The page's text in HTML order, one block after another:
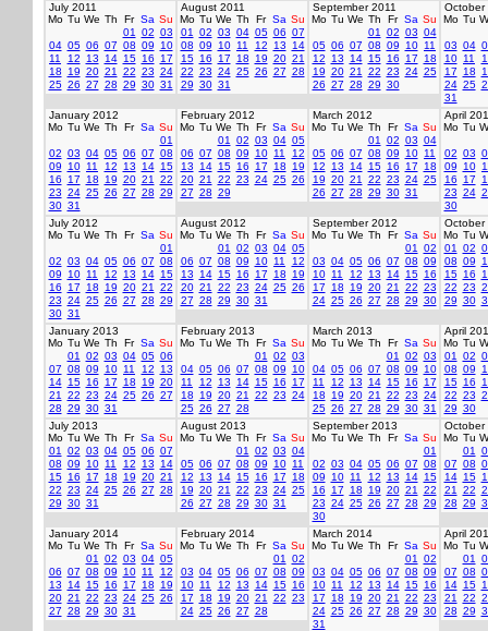
July 2011
Mo Tu We Th Fr Sa Su
01
02 03
04 05 06 07 08 09
10
11
12 13 14 15 16
17
18
19 20 21 22 23 24
25 26 27 28 29 30 31
August 2011
Mo Tu We Th Fr Sa Su
01
02 03 04 05 06 07
08 09 10 11 12 13
14
15 16 17 18 19 20 21
22 23 24 25 26 27 28
29 30 31
September 2011
Mo Tu We Th Fr Sa Su
01
02 03 04
05 06 07 08 09 10 11
12
13 14 15 16 17
18
19 20 21 22 23 24 25
26 27 28 29 30
October
Mo Tu
03 04
10 11
17
18
24 25
31
January 2012
Mo Tu We Th Fr Sa Su
01
02 03 04 05 06 07 08
09
10 11 12 13 14 15
16
17 18 19 20 21
22
23 24 25 26 27 28 29
30 31
February 2012
Mo Tu We Th Fr Sa Su
01
02 03 04 05
06 07 08 09 10 11
12
13
14 15 16 17 18
19
20 21 22 23 24 25 26
27 28 29
March 2012
Mo Tu We Th Fr Sa Su
01
02 03 04
05 06 07 08 09 10 11
12
13 14 15 16 17
18
19 20 21 22 23 24 25
26 27 28 29 30 31
April
Mo Tu
02 03
09
10
16
17
23 24
30
July 2012
Mo Tu We Th Fr Sa Su
01
02 03 04 05 06 07 08
09
10 11 12 13 14 15
16
17 18 19 20 21
22
23 24 25 26 27 28 29
30 31
August 2012
Mo Tu We Th Fr Sa Su
01
02 03 04 05
06 07 08 09 10 11
12
13
14 15 16 17 18
19
20 21 22 23 24 25 26
27 28 29 30 31
September 2012
Mo Tu We Th Fr Sa Su
01
02
03 04 05 06 07 08 09
10 11 12 13 14 15 16
17
18 19 20 21 22 23
24 25 26 27 28 29 30
October
Mo Tu
01
02
08 09
15 16
22 23
29 30
January 2013
Mo Tu We Th Fr Sa Su
01
02 03 04 05 06
07 08 09 10 11 12
13
14 15 16 17 18 19 20
21
22 23 24 25 26 27
28 29 30 31
February 2013
Mo Tu We Th Fr Sa Su
01
02 03
04 05 06 07 08 09
10
11
12 13 14 15 16
17
18
19 20 21 22 23 24
25 26 27 28
March 2013
Mo Tu We Th Fr Sa Su
01
02 03
04 05 06 07 08 09
10
11
12 13 14 15 16
17
18
19 20 21 22 23 24
25 26 27 28 29 30 31
April
Mo Tu
01
02
08 09
15 16
22 23
29 30
July 2013
Mo Tu We Th Fr Sa Su
01
02 03 04 05 06 07
08 09 10 11 12 13
14
15 16 17 18 19 20 21
22 23 24 25 26 27 28
29 30 31
August 2013
Mo Tu We Th Fr Sa Su
01
02 03 04
05 06 07 08 09 10 11
12
13 14 15 16 17
18
19 20 21 22 23 24 25
26 27 28 29 30 31
September 2013
Mo Tu We Th Fr Sa Su
01
02 03 04 05 06 07 08
09
10 11 12 13 14 15
16
17 18 19 20 21
22
23 24 25 26 27 28 29
30
October
Mo Tu
01
07 08
14 15
21
22
28 29
January 2014
Mo Tu We Th Fr Sa Su
01
02 03 04 05
06 07 08 09 10 11
12
13
14 15 16 17 18
19
20 21 22 23 24 25 26
27 28 29 30 31
February 2014
Mo Tu We Th Fr Sa Su
01
02
03 04 05 06 07 08 09
10 11 12 13 14 15 16
17
18 19 20 21 22 23
24 25 26 27 28
March 2014
Mo Tu We Th Fr Sa Su
01
02
03 04 05 06 07 08 09
10 11 12 13 14 15 16
17
18 19 20 21 22 23
24 25 26 27 28 29 30
31
April
Mo Tu
01
07 08
14 15
21
22
28 29